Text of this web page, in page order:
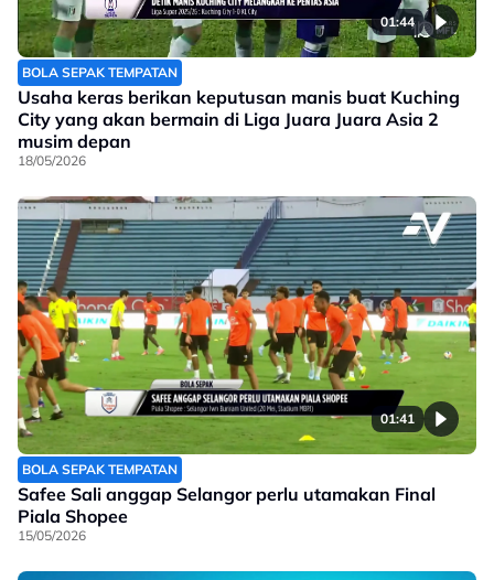
01:44
BOLA SEPAK TEMPATAN
Usaha keras berikan keputusan manis buat Kuching
City yang akan bermain di Liga Juara Juara Asia 2
musim depan
18/05/2026
01:41
BOLA SEPAK TEMPATAN
Safee Sali anggap Selangor perlu utamakan Final
Piala Shopee
15/05/2026